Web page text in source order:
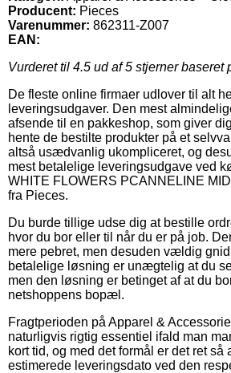
Producent: Pieces
Varenummer: 862311-Z007
EAN:
Vurderet til 4.5 ud af 5 stjerner baseret
De fleste online firmaer udlover til alt
leveringsudgaver. Den mest
afsende til en pakkeshop, som giver
hente de bestilte produkter på et
altså usædvanlig ukompliceret, og
mest betalelige leveringsudgave ved
WHITE FLOWERS PCANNELINE
fra Pieces.
Du burde tillige udse dig at bestille
hvor du bor eller til når du er på job.
mere pebret, men desuden vældig
betalelige løsning er unægtelig at du
men den løsning er betinget af at du
netshoppens bopæl.
Fragtperioden på Apparel &
naturligvis rigtig essentiel ifald man
kort tid, og med det formål er det ret så
estimerede leveringsdato ved den